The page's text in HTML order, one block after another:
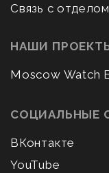
Связь с
НАШИ
Moscow Watch
СОЦИАЛЬНЫЕ
ВКонтакте
YouTube